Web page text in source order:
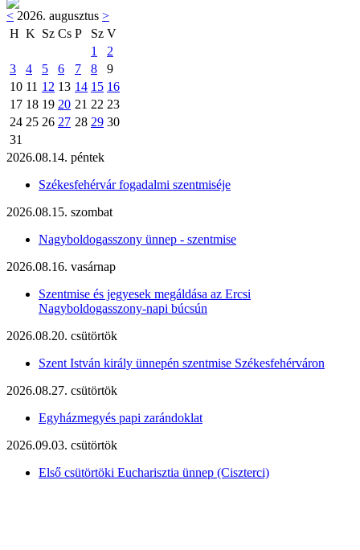
< 2026. augusztus >
H K Sz Cs P Sz V
1
2
3
4 5 6 7 8
9
10 11 12 13 14 15 16
17 18 19 20 21 22 23
24 25 26 27 28 29 30
31
2026.08.14. péntek
Székesfehérvár fogadalmi szentmiséje
2026.08.15. szombat
Nagyboldogasszony ünnep - szentmise
2026.08.16. vasárnap
Szentmise és jegyesek megáldása az Ercsi
Nagyboldogasszony-napi búcsún
2026.08.20. csütörtök
Szent István király ünnepén szentmise Székesfehérváron
2026.08.27. csütörtök
Egyházmegyés papi zarándoklat
2026.09.03. csütörtök
Első csütörtöki Eucharisztia ünnep (Ciszterci)